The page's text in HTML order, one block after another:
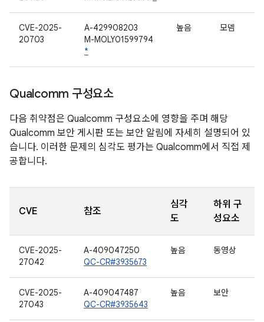
CVE-2025-
20703
A-429908203
M-MOLY01599794
*
높음 모뎀
Qualcomm 구성요소
다음 취약점은 Qualcomm 구성요소에 영향을 주며 해당
Qualcomm 보안 게시판 또는 보안 알림에 자세히 설명되어 있
습니다. 이러한 문제의 심각도 평가는 Qualcomm에서 직접 제
공합니다.
CVE 참조
심각
도
하위 구
성요소
CVE-2025-
27042
A-409047250
QC-CR#3935673
높음 동영상
CVE-2025-
27043
A-409047487
QC-CR#3935643
높음 보안